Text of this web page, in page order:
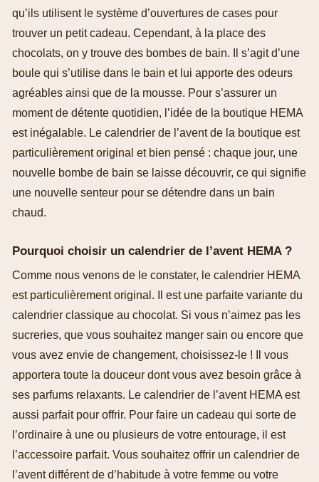
qu’ils utilisent le système d’ouvertures de cases pour
trouver un petit cadeau. Cependant, à la place des
chocolats, on y trouve des bombes de bain. Il s’agit d’une
boule qui s’utilise dans le bain et lui apporte des odeurs
agréables ainsi que de la mousse. Pour s’assurer un
moment de détente quotidien, l’idée de la boutique HEMA
est inégalable. Le calendrier de l’avent de la boutique est
particulièrement original et bien pensé : chaque jour, une
nouvelle bombe de bain se laisse découvrir, ce qui signifie
une nouvelle senteur pour se détendre dans un bain
chaud.
Pourquoi choisir un calendrier de l’avent HEMA ?
Comme nous venons de le constater, le calendrier HEMA
est particulièrement original. Il est une parfaite variante du
calendrier classique au chocolat. Si vous n’aimez pas les
sucreries, que vous souhaitez manger sain ou encore que
vous avez envie de changement, choisissez-le ! Il vous
apportera toute la douceur dont vous avez besoin grâce à
ses parfums relaxants. Le calendrier de l’avent HEMA est
aussi parfait pour offrir. Pour faire un cadeau qui sorte de
l’ordinaire à une ou plusieurs de votre entourage, il est
l’accessoire parfait. Vous souhaitez offrir un calendrier de
l’avent différent de d’habitude à votre femme ou votre